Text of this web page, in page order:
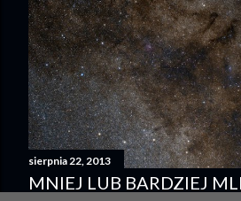
sierpnia 22, 2013
MNIEJ LUB BARDZIEJ